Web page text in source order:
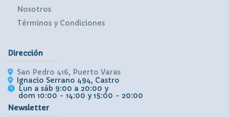
Nosotros
Términos y Condiciones
Dirección
San Pedro 416, Puerto Varas
Ignacio Serrano 494, Castro
Lun a sáb 9:00 a 20:00 y
dom 10:00 - 14:00 y 15:00 - 20:00
Newsletter